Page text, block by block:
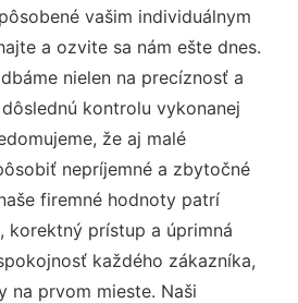
vašim individuálnym
a ozvite sa nám ešte dnes.
nielen na precíznosť a
kontrolu vykonanej
že aj malé
nepríjemné a zbytočné
firemné hodnoty patrí
korektný prístup a úprimná
každého zákazníka,
na prvom mieste. Naši